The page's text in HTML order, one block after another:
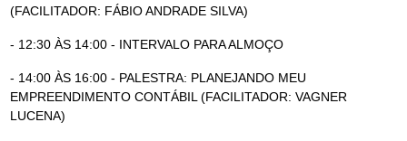
(FACILITADOR: FÁBIO ANDRADE SILVA)
- 12:30 ÀS 14:00 - INTERVALO PARA ALMOÇO
- 14:00 ÀS 16:00 - PALESTRA: PLANEJANDO MEU
EMPREENDIMENTO CONTÁBIL (FACILITADOR: VAGNER
LUCENA)